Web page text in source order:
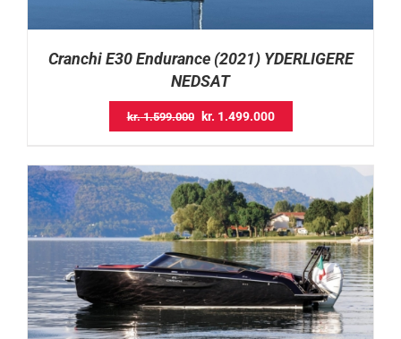
Cranchi E30 Endurance (2021) YDERLIGERE
NEDSAT
kr.1.599.000 Original
kr. 1.499.000Current